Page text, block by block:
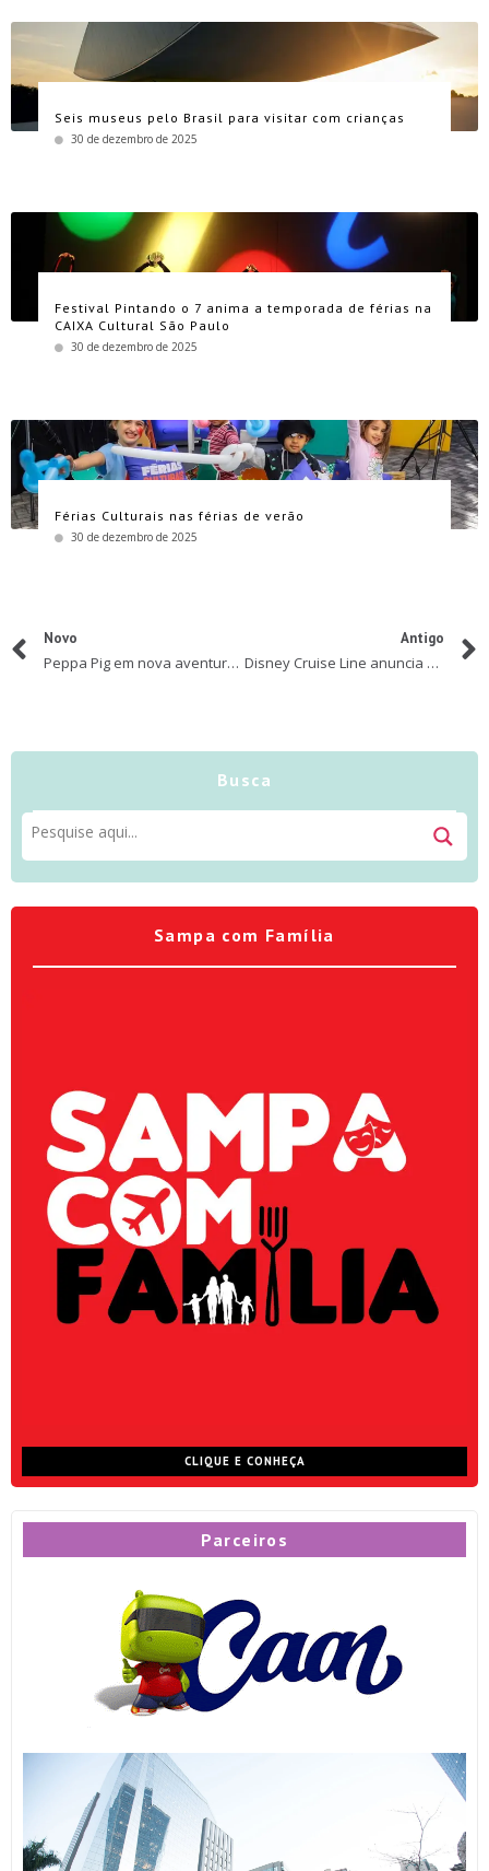
Seis museus pelo Brasil para visitar com crianças
30 de dezembro de 2025
Festival Pintando o 7 anima a temporada de férias na
CAIXA Cultural São Paulo
30 de dezembro de 2025
Férias Culturais nas férias de verão
30 de dezembro de 2025
Novo
Peppa Pig em nova aventura no Teatro Shopping Frei Caneca
Antigo
Disney Cruise Line anuncia datas de cruzeiros temáticos em 2020
Busca
Sampa com Família
CLIQUE E CONHEÇA
Parceiros